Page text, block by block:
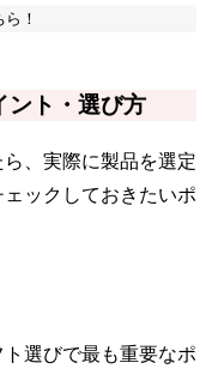
！
ント・選び方
、実際に製品を選定
ックしておきたいポ
選びで最も重要なポ